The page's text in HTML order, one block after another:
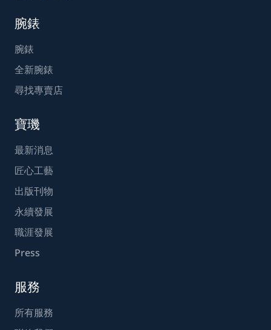
腕錶
腕錶
全新腕錶
尋找專賣店
寶璣
最新消息
匠心工藝
出版刊物
永續發展
職涯發展
Press
服務
所有服務